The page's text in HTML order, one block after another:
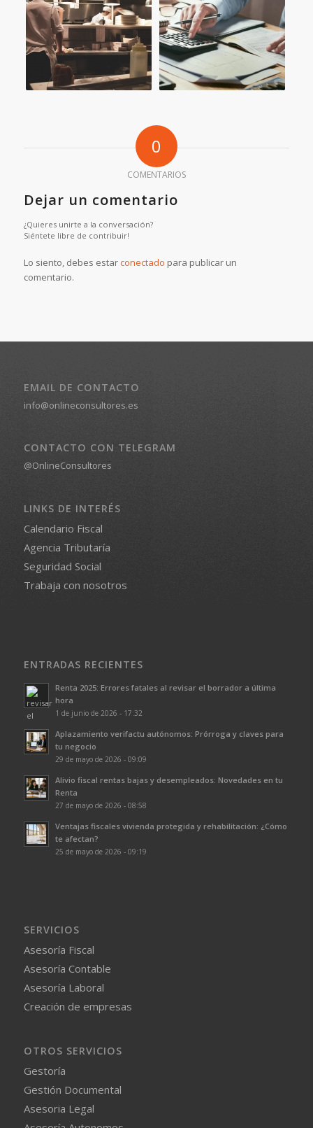
0
COMENTARIOS
Dejar un comentario
¿Quieres unirte a la conversación?
Siéntete libre de contribuir!
Lo siento, debes estarconectado para publicar un
comentario.
EMAIL DE CONTACTO
info@onlineconsultores.es
CONTACTO CON TELEGRAM
@OnlineConsultores
LINKS DE INTERÉS
Calendario Fiscal
Agencia Tributaría
Seguridad Social
Trabaja con nosotros
ENTRADAS RECIENTES
Renta 2025: Errores fatales al revisar el borrador a última
hora
1 de junio de 2026 - 17:32
Aplazamiento verifactu autónomos: Prórroga y claves para
tu negocio
29 de mayo de 2026 - 09:09
Alivio fiscal rentas bajas y desempleados: Novedades en tu
Renta
27 de mayo de 2026 - 08:58
Ventajas fiscales vivienda protegida y rehabilitación: ¿Cómo
te afectan?
25 de mayo de 2026 - 09:19
SERVICIOS
Asesoría Fiscal
Asesoría Contable
Asesoría Laboral
Creación de empresas
OTROS SERVICIOS
Gestoría
Gestión Documental
Asesoria Legal